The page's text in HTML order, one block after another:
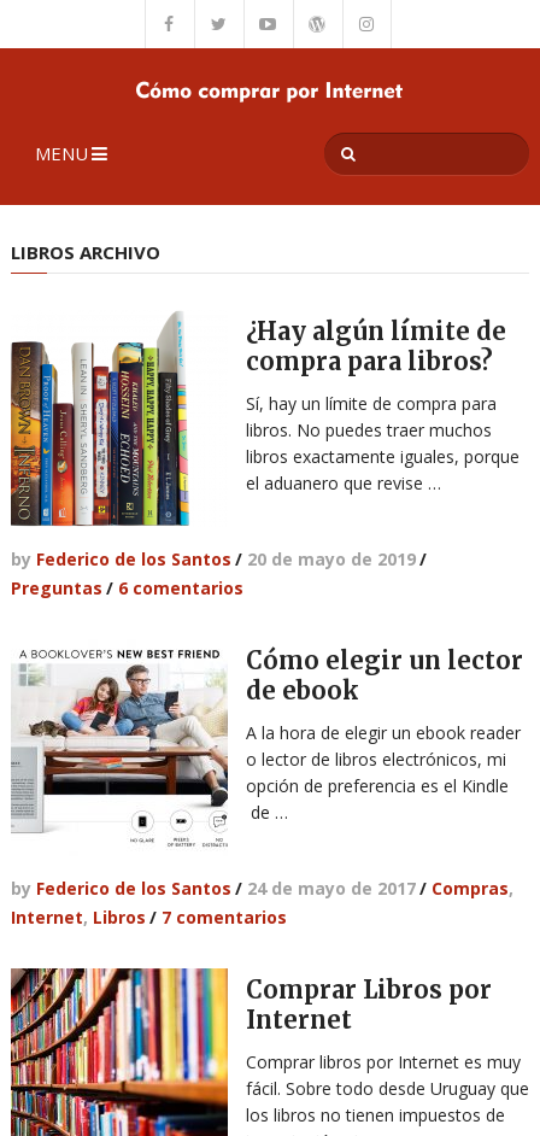
MENU
LIBROS ARCHIVO
¿Hay algún límite de
compra para libros?
Sí, hay un límite de compra para
libros. No puedes traer muchos
libros exactamente iguales, porque
el aduanero que revise …
by Federico de los Santos / 20 de mayo de 2019/
Preguntas / 6 comentarios
Cómo elegir un lector
de ebook
A la hora de elegir un ebook reader
o lector de libros electrónicos, mi
opción de preferencia es el Kindle
de …
by Federico de los Santos / 24 de mayo de 2017/ Compras,
Internet, Libros / 7 comentarios
Comprar Libros por
Internet
Comprar libros por Internet es muy
fácil. Sobre todo desde Uruguay que
los libros no tienen impuestos de